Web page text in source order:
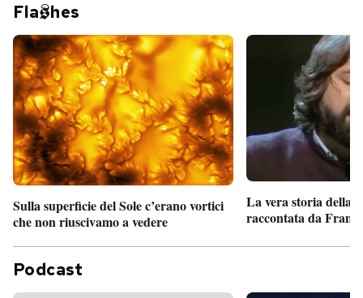
Fla hes
Sulla superficie del Sole c’erano vortici
che non riuscivamo a vedere
La vera storia della
raccontata da
Podcast